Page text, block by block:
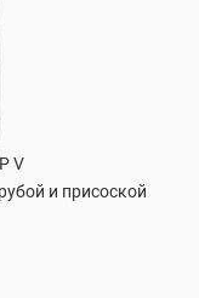
V
и присоской